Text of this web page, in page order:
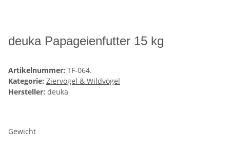
deuka Papageienfutter 15 kg
Artikelnummer: TF-064.
Kategorie: Ziervögel & Wildvögel
Hersteller: deuka
Gewicht